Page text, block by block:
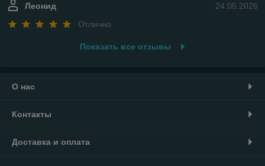
24.05.2026
Леонид
Отлично
Показать все отзывы
О нас
Контакты
Доставка и оплата